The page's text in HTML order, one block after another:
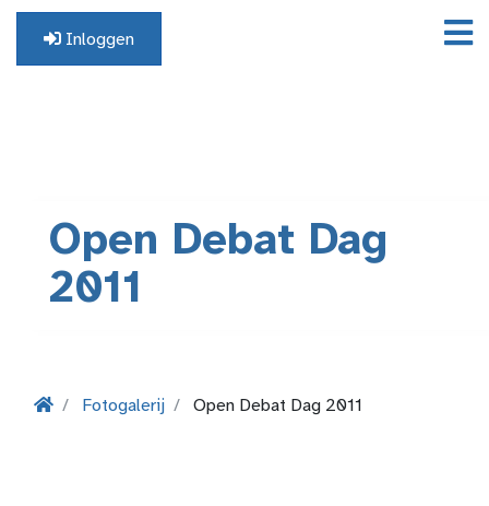
Inloggen
Open Debat Dag
2011
Fotogalerij Open Debat Dag 2011